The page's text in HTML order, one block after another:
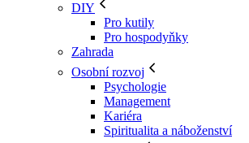
DIY
Pro kutily
Pro hospodyňky
Zahrada
Osobní rozvoj
Psychologie
Management
Kariéra
Spiritualita a náboženství